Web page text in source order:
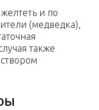
и по
(медведка),
также